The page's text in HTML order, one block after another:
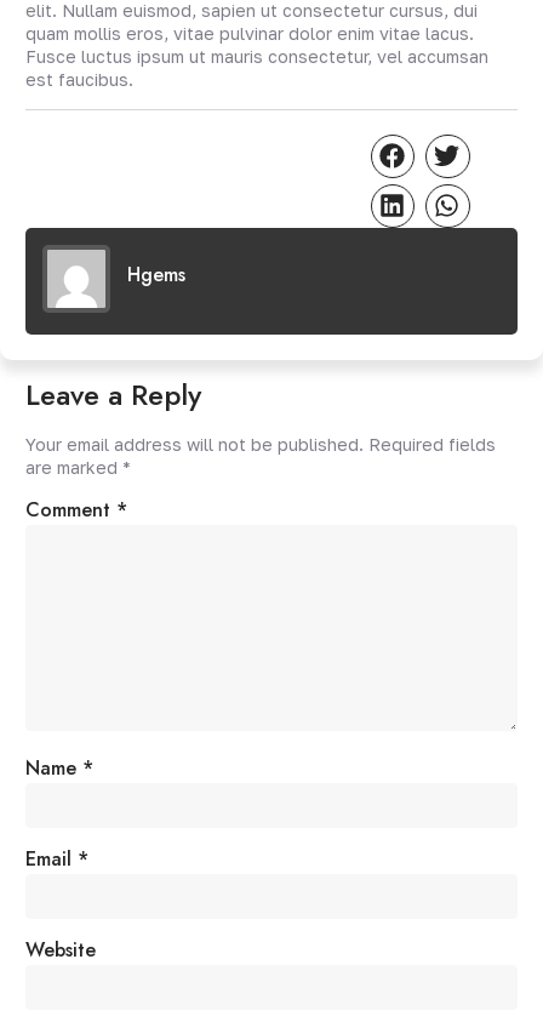
elit. Nullam euismod, sapien ut consectetur cursus, dui
quam mollis eros, vitae pulvinar dolor enim vitae lacus.
Fusce luctus ipsum ut mauris consectetur, vel accumsan
est faucibus.
Hgems
Leave a Reply
Your email address will not be published. Required fields
are marked *
Comment *
Name *
Email *
Website